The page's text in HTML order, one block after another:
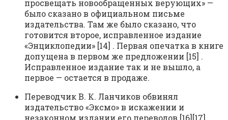
просвещать новообращенных верующих» —
было сказано в официальном письме
издательства. Там же было сказано, что
готовится второе, исправленное издание
«Энциклопедии» [14] . Первая опечатка в книге
допущена в первом же предложении [15] .
Исправленное издание так и не вышло, а
первое — остается в продаже.
Переводчик В. К. Ланчиков обвинял
издательство «Эксмо» в искажении и